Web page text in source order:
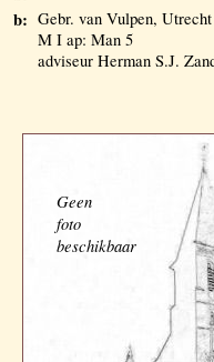
b: Gebr. van Vulpen,
M I ap: Man 5
adviseur Herman S.J.
Geen
foto
beschikbaar